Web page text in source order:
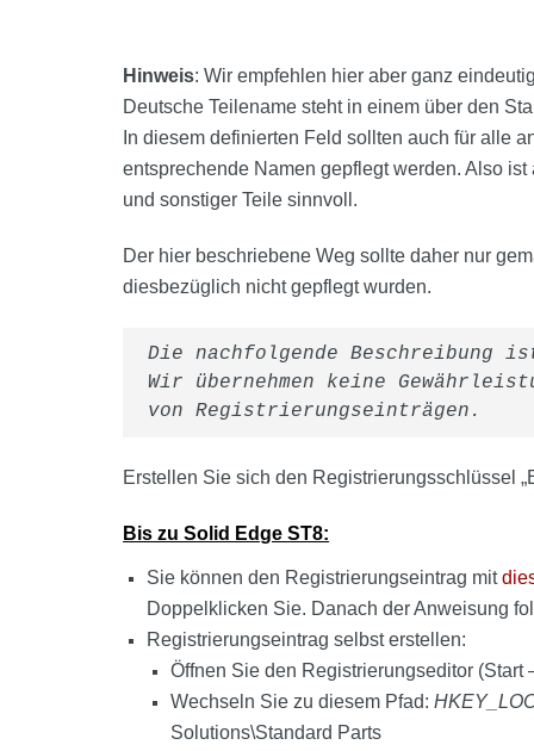
Hinweis: Wir empfehlen hier aber ganz
Deutsche Teilename steht in einem über den
In diesem definierten Feld sollten auch für alle
entsprechende Namen gepflegt werden. Also
und sonstiger Teile sinnvoll.
Der hier beschriebene Weg sollte daher nur
diesbezüglich nicht gepflegt wurden.
Die nachfolgende
Wir übernehmen keine
von Registrierungseinträgen.
Erstellen Sie sich den Registrierungsschlüssel
Bis zu Solid Edge ST8:
Sie können den Registrierungseintrag mit
Doppelklicken Sie. Danach der Anweisung
Registrierungseintrag selbst erstellen:
Öffnen Sie den Registrierungseditor (Start
Wechseln Sie zu diesem Pfad:
Solutions\Standard Parts